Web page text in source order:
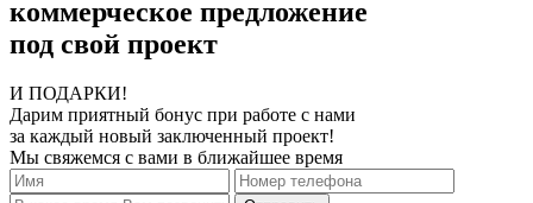
коммерческое предложение
под свой проект
И ПОДАРКИ!
Дарим приятный бонус при работе с нами
за каждый новый заключенный проект!
Мы свяжемся с вами в ближайшее время